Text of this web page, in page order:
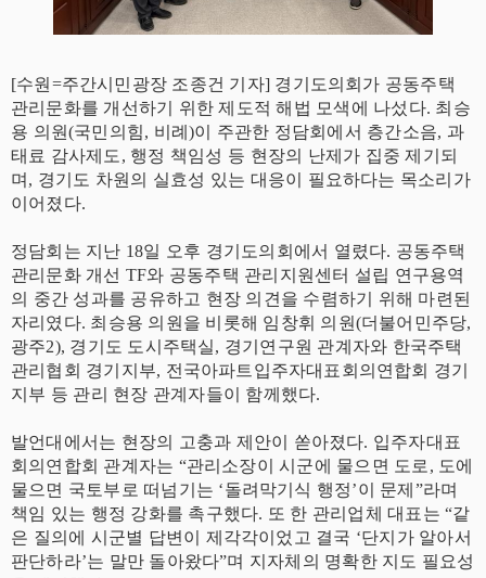
[수원=주간시민광장 조종건 기자] 경기도의회가 공동주택
관리문화를 개선하기 위한 제도적 해법 모색에 나섰다. 최승
용 의원(국민의힘, 비례)이 주관한 정담회에서 층간소음, 과
태료 감사제도, 행정 책임성 등 현장의 난제가 집중 제기되
며, 경기도 차원의 실효성 있는 대응이 필요하다는 목소리가
이어졌다.
정담회는 지난 18일 오후 경기도의회에서 열렸다. 공동주택
관리문화 개선 TF와 공동주택 관리지원센터 설립 연구용역
의 중간 성과를 공유하고 현장 의견을 수렴하기 위해 마련된
자리였다. 최승용 의원을 비롯해 임창휘 의원(더불어민주당,
광주2), 경기도 도시주택실, 경기연구원 관계자와 한국주택
관리협회 경기지부, 전국아파트입주자대표회의연합회 경기
지부 등 관리 현장 관계자들이 함께했다.
발언대에서는 현장의 고충과 제안이 쏟아졌다. 입주자대표
회의연합회 관계자는 “관리소장이 시군에 물으면 도로, 도에
물으면 국토부로 떠넘기는 ‘돌려막기식 행정’이 문제”라며
책임 있는 행정 강화를 촉구했다. 또 한 관리업체 대표는 “같
은 질의에 시군별 답변이 제각각이었고 결국 ‘단지가 알아서
판단하라’는 말만 돌아왔다”며 지자체의 명확한 지도 필요성